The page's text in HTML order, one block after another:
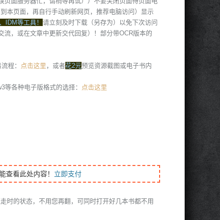
本页面，再自行手动刷新网页，推荐电脑访问）显示
IDM等工具！请立刻及时下载（另存为）以免下次访问
，或在文章中更新交代回复）！部分带OCR版本的
程： 点击这里 ，或者花2元预览资源截图或电子书内
等各种电子版格式的选择： 点击这里
查看此处内容！ 立即支付
时的状态，不用您再翻，可同时打开好几本书都不用